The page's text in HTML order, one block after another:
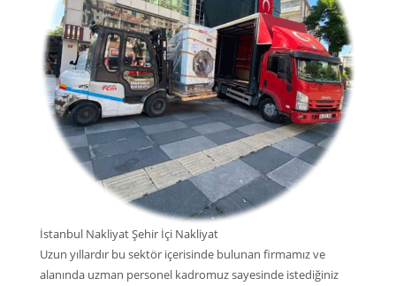
İstanbul Nakliyat Şehir İçi Nakliyat
Uzun yıllardır bu sektör içerisinde bulunan firmamız ve
alanında uzman personel kadromuz sayesinde istediğiniz